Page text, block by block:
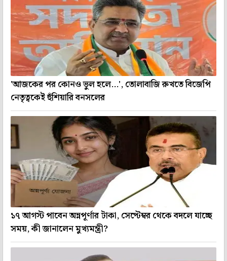
'আজকের পর কোনও ভুল হলে...', তোলাবাজি রুখতে বিজেপি
নেতৃত্বকেই হুঁশিয়ারি বনসলের
১৭ আগস্ট পাবেন অন্নপূর্ণার টাকা, সেপ্টেম্বর থেকে বদলে যাচ্ছে
সময়, কী জানালেন মুখ্যমন্ত্রী?